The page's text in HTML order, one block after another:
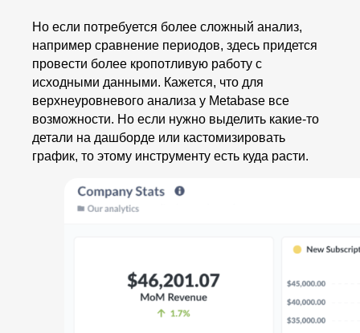
Но если потребуется более сложный анализ,
например сравнение периодов, здесь придется
провести более кропотливую работу с
исходными данными. Кажется, что для
верхнеуровневого анализа у Metabase все
возможности. Но если нужно выделить какие-то
детали на дашборде или кастомизировать
график, то этому инструменту есть куда расти.